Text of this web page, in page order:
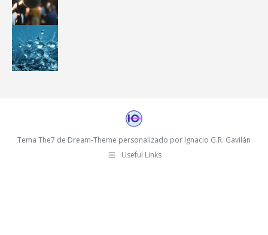
Tema The7 de Dream-Theme personalizado por Ignacio G.R. Gavilán
Useful Links